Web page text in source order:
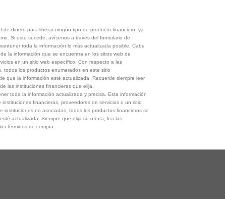
de dinero para liberar ningún tipo de producto financiero, ya
Si esto sucede, avísenos a través del formulario de
toda la información lo más actualizada posible. Cabe
la información que se encuentra en los sitios web de
en un sitio web específico. Con respecto a las
todos los productos enumerados en este sitio
que la información esté actualizada. Recuerde siempre leer
las instituciones financieras que elija.
toda la información actualizada y precisa. Esta información
financieras, proveedores de servicios o un sitio
instituciones no asociadas, todos los productos financieros se
actualizada. Siempre que elija su oferta, lea las
términos de compra.